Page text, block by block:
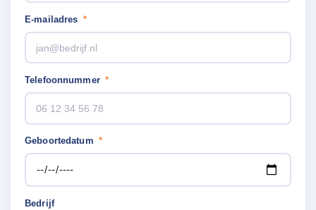
E-mailadres *
Telefoonnummer *
Geboortedatum *
Bedrijf